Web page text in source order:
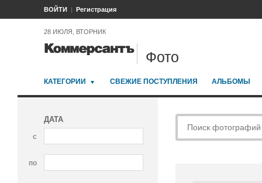
ВОЙТИ Регистрация
28 ИЮЛЯ, ВТОРНИК
Фото
КАТЕГОРИИ СВЕЖИЕ ПОСТУПЛЕНИЯ АЛЬБОМЫ
ДАТА
с
по